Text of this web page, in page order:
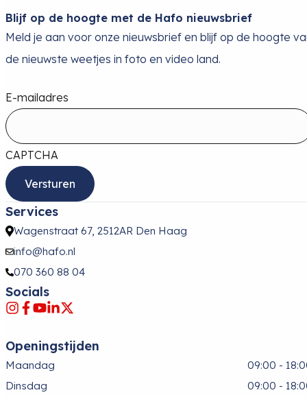
Blijf op de hoogte met de Hafo nieuwsbrief
Meld je aan voor onze nieuwsbrief en blijf op de hoogte
de nieuwste weetjes in foto en video land.
E-mailadres
CAPTCHA
Services
Wagenstraat 67, 2512AR Den Haag
info@hafo.nl
070 360 88 04
Socials
Openingstijden
Maandag
09:00 -
Dinsdag
09:00 -